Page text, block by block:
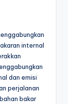
internal
dan emisi
perjalanan
bakar